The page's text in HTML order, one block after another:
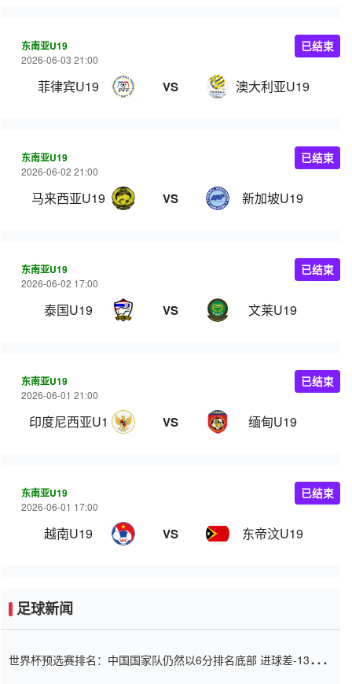
东南亚U19
2026-06-03 21:00
菲律宾U19 VS 澳大利亚U19
已结束
东南亚U19
2026-06-02 21:00
马来西亚U19 VS 新加坡U19
已结束
东南亚U19
2026-06-02 17:00
泰国U19 VS 文莱U19
已结束
东南亚U19
2026-06-01 21:00
印度尼西亚U19 VS 缅甸U19
已结束
东南亚U19
2026-06-01 17:00
越南U19 VS 东帝汶U19
已结束
足球新闻
世界杯预选赛排名：中国国家队仍然以6分排名底部 进球差-13令人